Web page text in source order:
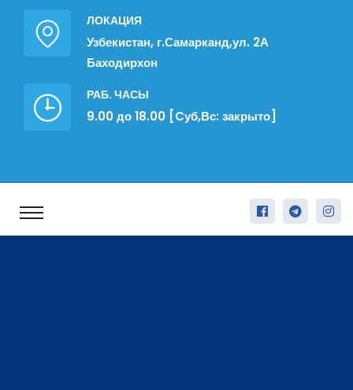
ЛОКАЦИЯ
Узбекистан, г.Самарканд,ул. 2А
Баходирхон
РАБ. ЧАСЫ
9.00 до 18.00 [Cуб,Вс: закрыто]